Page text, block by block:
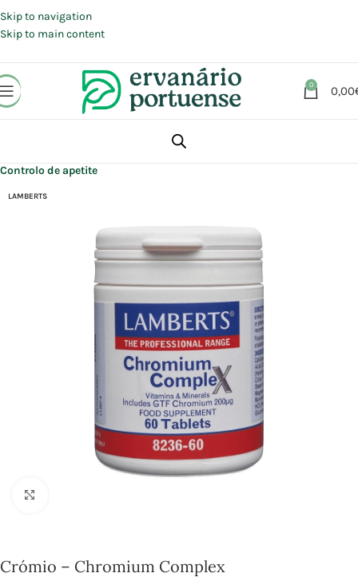
Skip to navigation
Skip to main content
0 0,00
Suplementos alimentares
Controlo de apetite
LAMBERTS
Crómio – Chromium Complex